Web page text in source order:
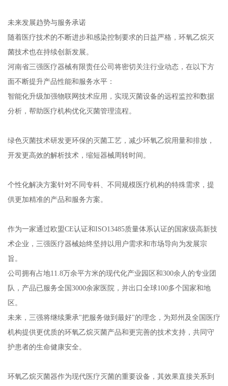
未来发展趋势与服务承诺
随着医疗技术的不断进步和感染控制要求的日益严格，环氧乙烷灭
菌技术也在持续创新发展。
河南省三强医疗器械有限责任公司将密切关注行业动态，在以下方
面不断提升产品性能和服务水平：
智能化升级加强物联网技术应用，实现灭菌设备的远程监控和数据
分析，帮助医疗机构优化灭菌管理流程。
绿色灭菌技术研发更环保的灭菌工艺，减少环氧乙烷用量和排放，
开发更高效的解析技术，缩短器械周转时间。
个性化解决方案针对不同专科、不同规模医疗机构的特殊需求，提
供更加精准的产品和服务方案。
作为一家通过欧盟CE认证和ISO13485质量体系认证的国家级高新技
术企业，三强医疗器械始终坚持以用户需求和市场导向为发展宗
旨。
公司拥有占地11.8万余平方米的现代化产业园区和300余人的专业团
队，产品已服务全国3000余家医院，并出口全球100多个国家和地
区。
未来，三强将继续秉承"把服务做到最好"的理念，为郑州及全国医疗
机构提供更优质的环氧乙烷灭菌产品和更完善的技术支持，共同守
护患者的生命健康安全。
环氧乙烷灭菌器作为现代医疗灭菌的重要设备，其效果直接关系到